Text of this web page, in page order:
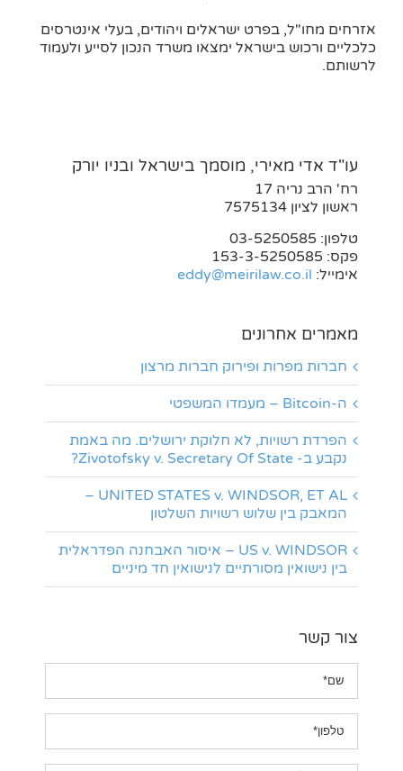
אזרחים מחו"ל, בפרט ישראלים ויהודים, בעלי אינטרסים
כלכליים ורכוש בישראל ימצאו משרד הנכון לסייע ולעמוד
לרשותם.
עו"ד אדי מאירי, מוסמך בישראל ובניו יורק
רח' הרב נריה 17
ראשון לציון 7575134
טלפון: 03-5250585
פקס: 153-3-5250585
אימייל: eddy@meirilaw.co.il
מאמרים אחרונים
חברות מפרות ופירוק חברות מרצון
ה-Bitcoin – מעמדו המשפטי
הפרדת רשויות, לא חלוקת ירושלים. מה באמת
נקבע ב- Zivotofsky v. Secretary Of State?
UNITED STATES v. WINDSOR, ET AL –
המאבק בין שלוש רשויות השלטון
US v. WINDSOR – איסור האבחנה הפדראלית
בין נישואין מסורתיים לנישואין חד מיניים
צור קשר